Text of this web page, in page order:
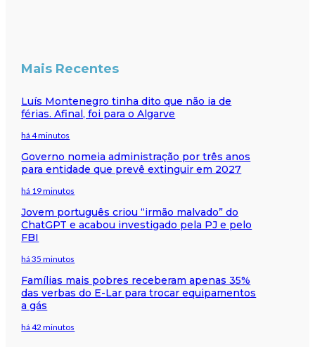
Mais Recentes
Luís Montenegro tinha dito que não ia de
férias. Afinal, foi para o Algarve
há 4 minutos
Governo nomeia administração por três anos
para entidade que prevê extinguir em 2027
há 19 minutos
Jovem português criou “irmão malvado” do
ChatGPT e acabou investigado pela PJ e pelo
FBI
há 35 minutos
Famílias mais pobres receberam apenas 35%
das verbas do E-Lar para trocar equipamentos
a gás
há 42 minutos